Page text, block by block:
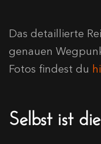
Das detaillierte
genauen
Fotos findest du
Selbst ist